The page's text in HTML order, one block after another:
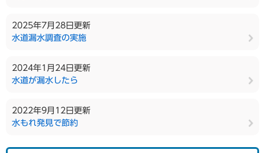
2025年7月28日更新
水道漏水調査の実施
2024年1月24日更新
水道が漏水したら
2022年9月12日更新
水もれ発見で節約